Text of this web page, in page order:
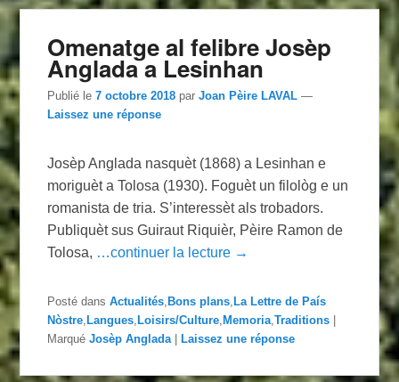
Omenatge al felibre Josèp
Anglada a Lesinhan
Publié le7 octobre 2018 parJoan Pèire LAVAL —
Laissez une réponse
Josèp Anglada nasquèt (1868) a Lesinhan e
moriguèt a Tolosa (1930). Foguèt un filològ e un
romanista de tria. S’interessèt als trobadors.
Publiquèt sus Guiraut Riquièr, Pèire Ramon de
Tolosa, …continuer la lecture →
Posté dans Actualités, Bons plans, La Lettre de País
Nòstre, Langues, Loisirs/Culture, Memoria,Traditions
Marqué Josèp Anglada Laissez une réponse